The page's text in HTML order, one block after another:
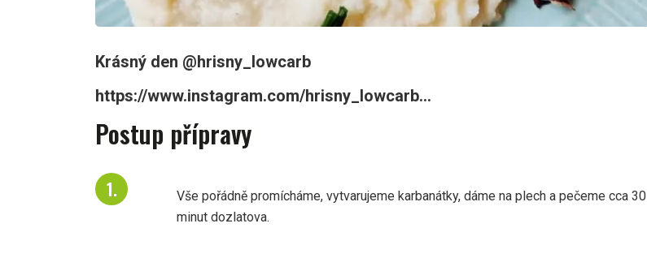
Krásný den @hrisny_lowcarb
https://www.instagram.com/hrisny_lowcarb...
Postup přípravy
Vše pořádně promícháme, vytvarujeme karbanátky, dáme na plech a pečeme cca 30
minut dozlatova.